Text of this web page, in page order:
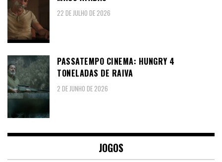
22 DE JULHO DE 2026
PASSATEMPO CINEMA: HUNGRY 4
TONELADAS DE RAIVA
2 DE JUNHO DE 2026
JOGOS